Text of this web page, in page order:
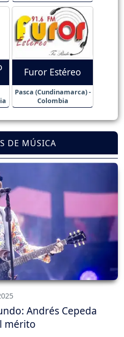
Furor Estéreo
Pasca (Cundinamarca) -
Colombia
DE MÚSICA
Andrés Cepeda
mérito